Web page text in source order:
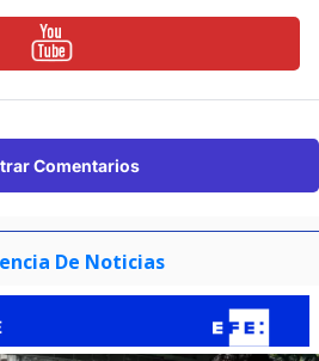
Comentarios
De Noticias